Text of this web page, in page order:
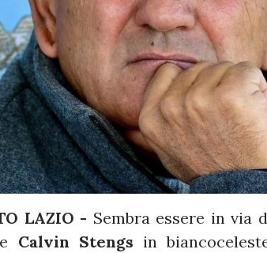
LAZIO - Sembra essere in via
Calvin Stengs in